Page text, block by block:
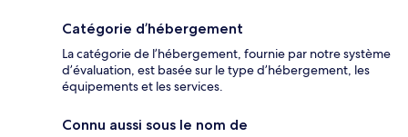
Catégorie d’hébergement
La catégorie de l’hébergement, fournie par notre système
d’évaluation, est basée sur le type d’hébergement, les
équipements et les services.
Connu aussi sous le nom de